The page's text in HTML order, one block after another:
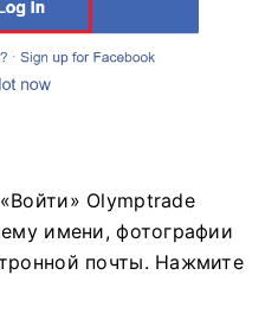
Olymptrade
имени, фотографии
почты. Нажмите